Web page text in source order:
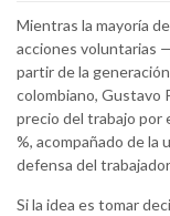
Mientras la mayoría
acciones voluntarias
partir de la
colombiano, Gustavo
precio del trabajo por
%, acompañado de la
defensa del
Si la idea es tomar